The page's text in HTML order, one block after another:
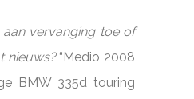
vervanging toe of
nieuws?“Medio 2008
BMW 335d touring